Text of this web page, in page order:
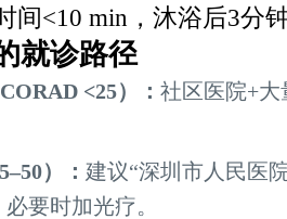
间<10 min，沐浴后3分
就诊路径
<25）： 社区医院+
）： 建议“深圳市人民医
要时加光疗。